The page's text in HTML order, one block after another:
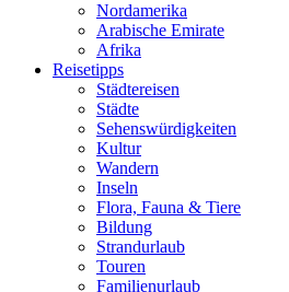
Nordamerika
Arabische Emirate
Afrika
Reisetipps
Städtereisen
Städte
Sehenswürdigkeiten
Kultur
Wandern
Inseln
Flora, Fauna & Tiere
Bildung
Strandurlaub
Touren
Familienurlaub